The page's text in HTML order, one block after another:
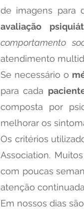
de imagens para
avaliação
comportamento
atendimento
Se necessário o
para cada
composta por
melhorar os
Os critérios
Association.
com poucas
atenção
Em nossos dias